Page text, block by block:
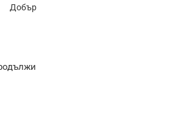
Добър